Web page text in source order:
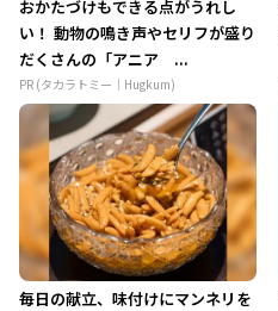
おかたづけもできる点がうれし
い！ 動物の鳴き声やセリフが盛り
だくさんの「アニア ...
PR (タカラトミー｜Hugkum)
毎日の献立、味付けにマンネリを